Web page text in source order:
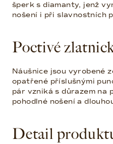
šperk s diamanty, jenž
nošení i při slavnostních
Poctivé
Náušnice jsou vyrobené
opatřené příslušnými
pár vzniká s důrazem na
pohodlné nošení a
Detail